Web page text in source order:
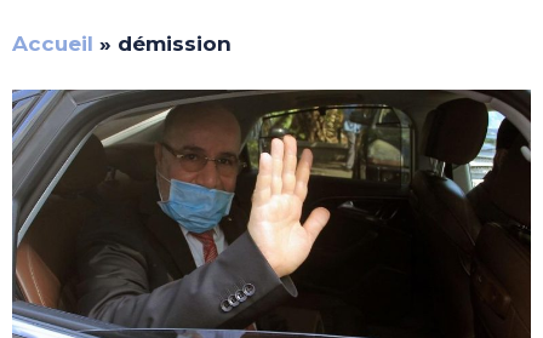
Accueil » démission